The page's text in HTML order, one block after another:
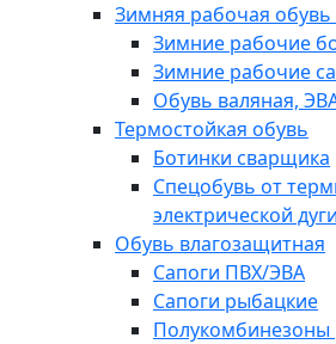
Зимняя рабочая обувь
Зимние рабочие
Зимние рабочие
Обувь валяная,
Термостойкая обувь
Ботинки сварщика
Спецобувь от
электрической дуги
Обувь влагозащитная
Сапоги ПВХ/ЭВА
Сапоги рыбацкие
Полукомбинезоны